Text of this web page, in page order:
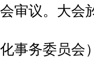
审议。大会
事务委员会